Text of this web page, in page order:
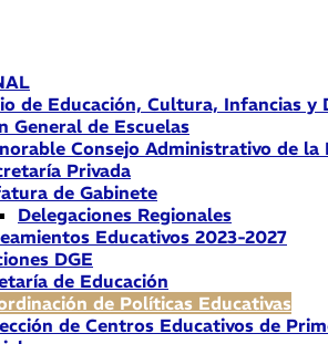
de Educación, Cultura, Infancias y
General de Escuelas
Consejo Administrativo de la
Privada
de Gabinete
Delegaciones Regionales
Educativos 2023-2027
DGE
de Educación
de Políticas Educativas
de Centros Educativos de